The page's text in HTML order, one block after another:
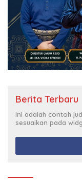
Berita Terbaru
Ini adalah contoh
sesuaikan pada